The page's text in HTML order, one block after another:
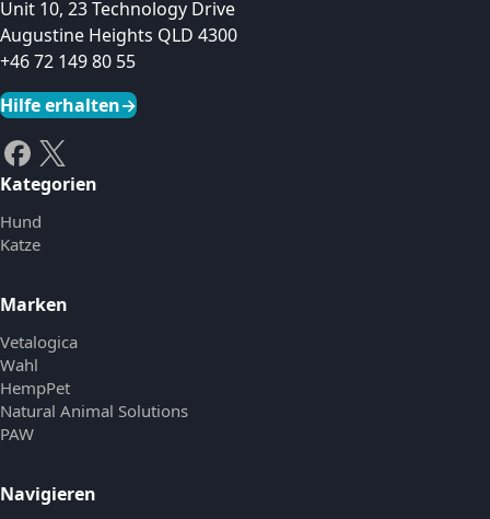
Unit 10, 23 Technology Drive
Augustine Heights QLD 4300
+46 72 149 80 55
Hilfe erhalten→
Kategorien
Hund
Katze
Marken
Vetalogica
Wahl
HempPet
Natural Animal Solutions
PAW
Navigieren